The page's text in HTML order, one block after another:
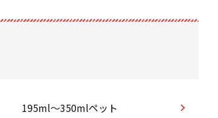
195ml～350mlペット